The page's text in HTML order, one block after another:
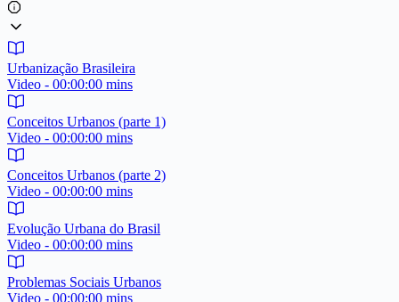
Urbanização Brasileira
Video - 00:00:00 mins
Conceitos Urbanos (parte 1)
Video - 00:00:00 mins
Conceitos Urbanos (parte 2)
Video - 00:00:00 mins
Evolução Urbana do Brasil
Video - 00:00:00 mins
Problemas Sociais Urbanos
Video - 00:00:00 mins